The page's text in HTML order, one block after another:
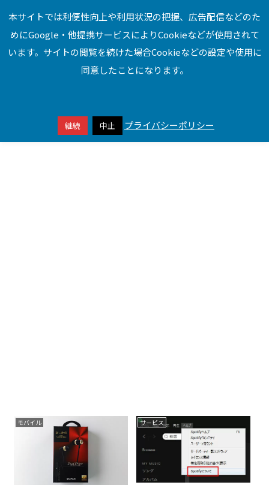
本サイトはアフィリエイトプログラムによる収益を得ています
モバイル サービス
本サイトでは利便性向上や利用状況の把握、広告配信などのた
めにGoogle・他提携サービスによりCookieなどが使用されて
います。サイトの閲覧を続けた場合Cookieなどの設定や使用に
同意したことになります。
継続 中止 プライバシーポリシー